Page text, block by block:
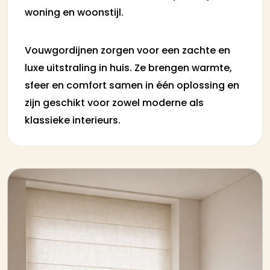
woning en woonstijl.
Vouwgordijnen zorgen voor een zachte en
luxe uitstraling in huis. Ze brengen warmte,
sfeer en comfort samen in één oplossing en
zijn geschikt voor zowel moderne als
klassieke interieurs.